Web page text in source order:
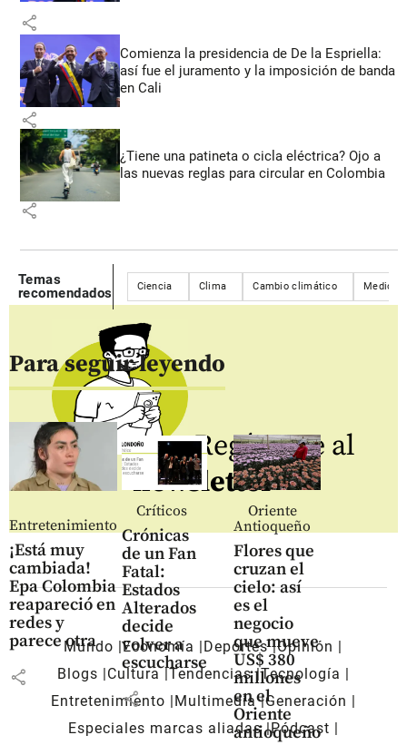
share
Comienza la presidencia de De la Espriella:
así fue el juramento y la imposición de banda
en Cali
share
¿Tiene una patineta o cicla eléctrica? Ojo a
las nuevas reglas para circular en Colombia
share
Temas
recomendados
Ciencia Clima Cambio climático Medio
Para seguir leyendo
Entretenimiento
¡Está muy
cambiada!
Epa Colombia
reapareció en
redes y
parece otra
share
Críticos
Crónicas
de un Fan
Fatal:
Estados
Alterados
decide
volver a
escucharse
share
Oriente
Antioqueño
Flores que
cruzan el
cielo: así
es el
negocio
que mueve
US$ 380
millones
en el
Oriente
antioqueño
Regístrate al
newsletter
Mundo Economía Deportes Opinión
Blogs
Cultura Tendencias Tecnología
Entretenimiento
Multimedia
Generación
Especiales marcas aliadas Pódcast